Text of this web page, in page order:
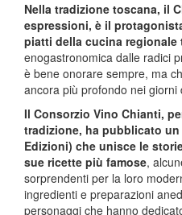
Nella tradizione toscana, il
espressioni, è il
piatti della cucina regionale
enogastronomica dalle radici
è bene onorare sempre, ma
ancora più profondo nei giorni
Il Consorzio Vino Chianti,
tradizione, ha pubblicato
Edizioni) che unisce le
sue ricette più famose,
sorprendenti per la loro
ingredienti e preparazioni
personaggi che hanno